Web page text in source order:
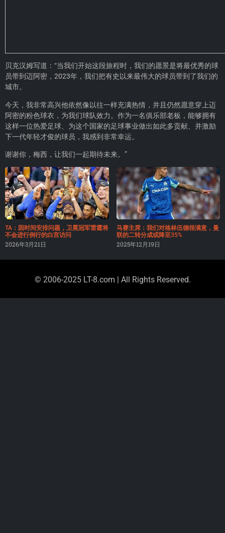
贝克汉姆写道：“当我们开始这段旅程时，我们的愿景是将最优秀的球
员带到迈阿密，2023年，我们把有史以来最伟大的球员带到了我们的
城市。
今天，我非常高兴他依然像以往一样充满热情，并且仍然愿意穿上迈
阿密的粉色球衣，为我们球队效力。作为一名俱乐部老板，能够拥有
这样一位热爱足球、为这个国家的足球事业做出如此多贡献、并激励
下一代年轻才俊的球员，我感到非常幸运。
谢谢你，梅西，让我们一起期待未来。”
TA：因时间安排问题，卫冕冠军雷霆将
不会进行例行的白宫访问
2026年3月21日
马赛主席：我们对格林伍德很满意，曼
联的二转分成或降至35%
2025年12月19日
© 2006-2025 LT-8.com | All Rights Reserved.